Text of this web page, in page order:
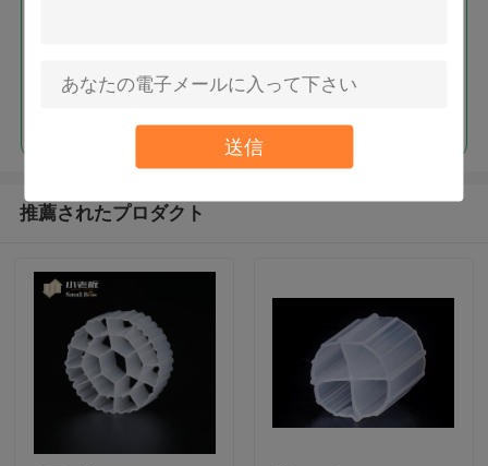
送信
推薦されたプロダクト